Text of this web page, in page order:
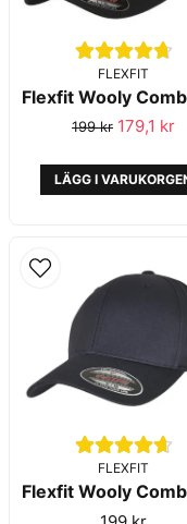
FLEXFIT
199 kr 179,1 kr
LÄGG I
FLEXFIT